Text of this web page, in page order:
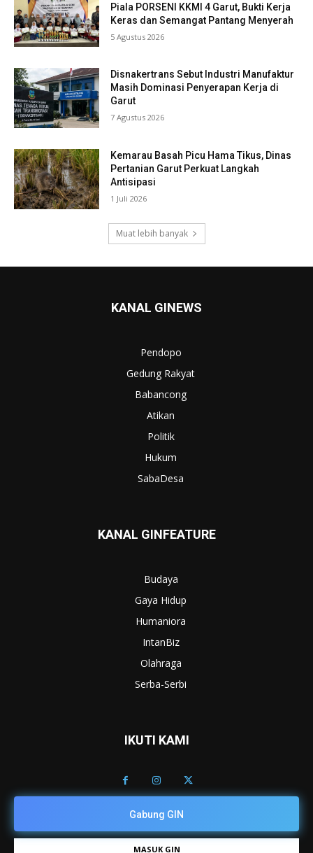
Piala PORSENI KKMI 4 Garut, Bukti Kerja
Keras dan Semangat Pantang Menyerah
5 Agustus 2026
Disnakertrans Sebut Industri Manufaktur
Masih Dominasi Penyerapan Kerja di
Garut
7 Agustus 2026
Kemarau Basah Picu Hama Tikus, Dinas
Pertanian Garut Perkuat Langkah
Antisipasi
1 Juli 2026
Muat lebih banyak
KANAL GINEWS
Pendopo
Gedung Rakyat
Babancong
Atikan
Politik
Hukum
SabaDesa
KANAL GINFEATURE
Budaya
Gaya Hidup
Humaniora
IntanBiz
Olahraga
Serba-Serbi
IKUTI KAMI
Gabung GIN
MASUK GIN